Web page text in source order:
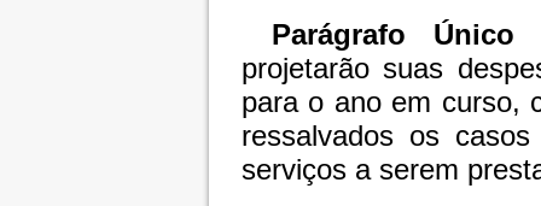
Parágrafo Único
projetarão suas
para o ano em curso,
ressalvados os
serviços a serem